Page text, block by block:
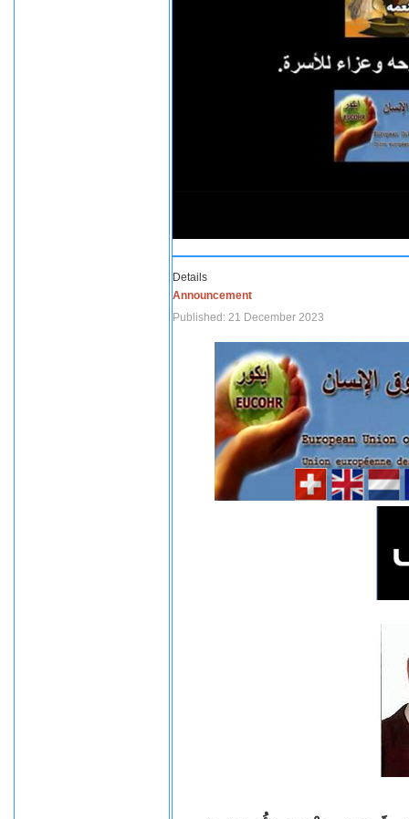
Details
Announcement
Published: 21 December 2023